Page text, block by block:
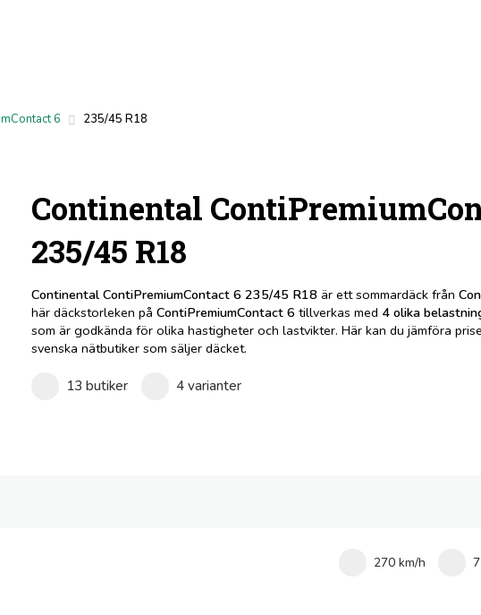
6 235/45 R18
Continental
235/45 R18
Continental ContiPremiumContact 6 235/45 R18 är ett sommardäck från
här däckstorleken på ContiPremiumContact 6 tillverkas med 4 olika
som är godkända för olika hastigheter och lastvikter. Här kan du jämföra
svenska nätbutiker som säljer däcket.
13 butiker 4 varianter
270 km/h